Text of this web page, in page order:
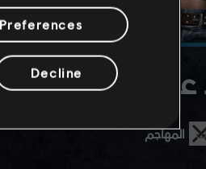
عميلك
المهاجم
Decline